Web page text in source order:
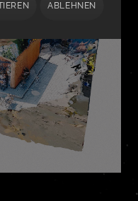
ABLEHNEN